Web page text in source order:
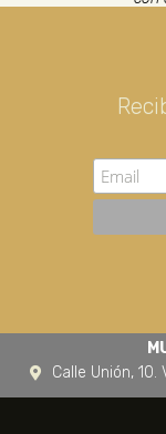
Calle Unión,